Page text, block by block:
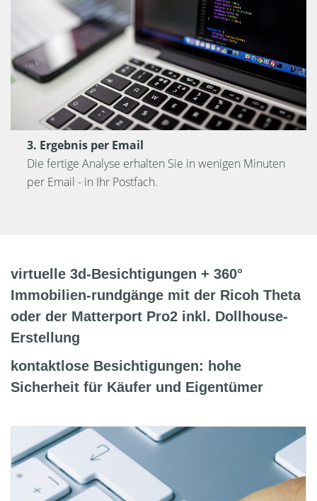
3. Ergebnis per Email
Die fertige Analyse erhalten Sie in wenigen Minuten
per Email - in Ihr Postfach.
virtuelle 3d-Besichtigungen + 360°
Immobilien-rundgänge mit der Ricoh Theta
oder der Matterport Pro2 inkl. Dollhouse-
Erstellung
kontaktlose Besichtigungen: hohe
Sicherheit für Käufer und Eigentümer